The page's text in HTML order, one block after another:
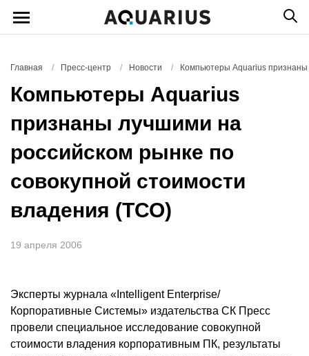
Главная / Пресс-центр / Новости / Компьютеры Aquarius
Компьютеры Aquarius
признаны лучшими на
российском рынке по
совокупной стоимости
владения (ТСО)
19 апреля 2006
Эксперты журнала «Intelligent Enterprise/
Корпоративные Системы» издательства СК Пресс
провели специальное исследование совокупной
стоимости владения корпоративным ПК, результаты